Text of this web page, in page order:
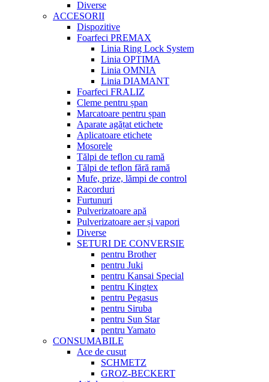
Diverse
ACCESORII
Dispozitive
Foarfeci PREMAX
Linia Ring Lock System
Linia OPTIMA
Linia OMNIA
Linia DIAMANT
Foarfeci FRALIZ
Cleme pentru șpan
Marcatoare pentru șpan
Aparate agățat etichete
Aplicatoare etichete
Mosorele
Tălpi de teflon cu ramă
Tălpi de teflon fără ramă
Mufe, prize, lămpi de control
Racorduri
Furtunuri
Pulverizatoare apă
Pulverizatoare aer și vapori
Diverse
SETURI DE CONVERSIE
pentru Brother
pentru Juki
pentru Kansai Special
pentru Kingtex
pentru Pegasus
pentru Siruba
pentru Sun Star
pentru Yamato
CONSUMABILE
Ace de cusut
SCHMETZ
GROZ-BECKERT